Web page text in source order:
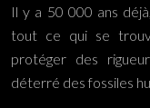
Il y a 50 000 ans
tout ce qui se
protéger des
déterré des fossiles